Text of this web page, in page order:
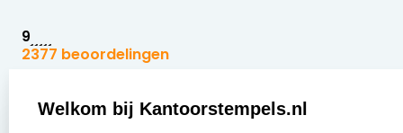
9
2377 beoordelingen
Zakelijk: Klantenservice:
Welkom bij Kantoorstempels.nl